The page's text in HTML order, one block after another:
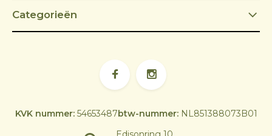
Categorieën
KVK nummer:54653487btw-nummer:NL851388073B01